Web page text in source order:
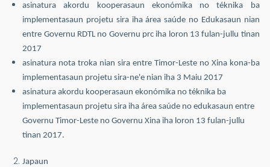
asinatura akordu kooperasaun ekonómika no téknika ba
implementasaun projetu sira iha área saúde no Edukasaun nian
entre Governu RDTL no Governu prc iha loron 13 fulan-jullu tinan
2017
asinatura nota troka nian sira entre Timor-Leste no Xina kona-ba
implementasaun projetu sira-ne'e nian iha 3 Maiu 2017
asinatura akordu kooperasaun ekonómika no téknika ba
implementasaun projetu sira iha área saúde no edukasaun entre
Governu Timor-Leste no Governu Xina iha loron 13 fulan-jullu
tinan 2017.
Japaun